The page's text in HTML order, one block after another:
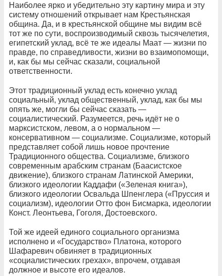
Наиболее ярко и убедительно эту картину мира и эту
систему отношений открывает нам Крестьянская
община. Да, и в крестьянской общине мы видим всё
тот же по сути, воспроизводимый сквозь тысячелетия,
египетский уклад, всё те же идеалы Маат — жизни по
правде, по справедливости, жизни во взаимопомощи,
и, как бы мы сейчас сказали, социальной
ответственности.
Этот традиционный уклад есть конечно уклад
социальный, уклад общественный, уклад, как бы мы
опять же, могли бы сейчас сказать —
социалистический. Разумеется, речь идёт не о
марксистском, левом, а о нормальном —
консервативном — социализме. Социализме, который
представляет собой лишь новое прочтение
Традиционного общества. Социализме, близкого
современным арабским странам (Баасистское
движение), близкого странам Латинской Америки,
близкого идеологии Каддафи («Зеленая книга»),
близкого идеологии Освальда Шпенглера («Пруссия и
социализм), идеологии Отто фон Бисмарка, идеологии
Конст. Леонтьева, Гоголя, Достоевского.
Той же идеей единого социального организма
исполнено и «Государство» Платона, которого
Шафаревич обвиняет в традиционных
«социалистических грехах», впрочем, отдавая
должное и высоте его идеалов.